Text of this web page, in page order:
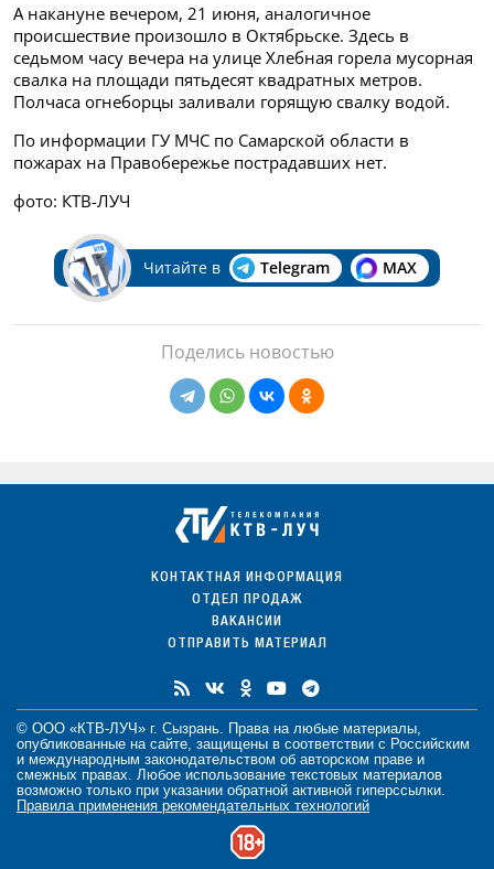
А накануне вечером, 21 июня, аналогичное
происшествие произошло в Октябрьске. Здесь в
седьмом часу вечера на улице Хлебная горела мусорная
свалка на площади пятьдесят квадратных метров.
Полчаса огнеборцы заливали горящую свалку водой.
По информации ГУ МЧС по Самарской области в
пожарах на Правобережье пострадавших нет.
фото: КТВ-ЛУЧ
Читайте в Telegram MAX
Поделись новостью
КОНТАКТНАЯ ИНФОРМАЦИЯ
ОТДЕЛ ПРОДАЖ
ВАКАНСИИ
ОТПРАВИТЬ МАТЕРИАЛ
© ООО «КТВ-ЛУЧ» г. Сызрань. Права на любые материалы
опубликованные на сайте, защищены в соответствии с Российским
и международным законодательством об авторском праве и
смежных правах. Любое использование текстовых материалов
возможно только при указании обратной активной гиперссылки.
Правила применения рекомендательных технологий